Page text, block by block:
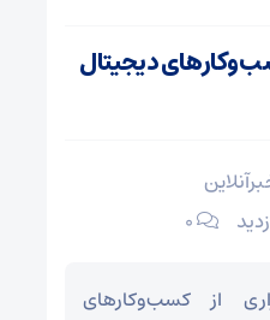
دیجیتال
۰
از کسب‌وکارهای